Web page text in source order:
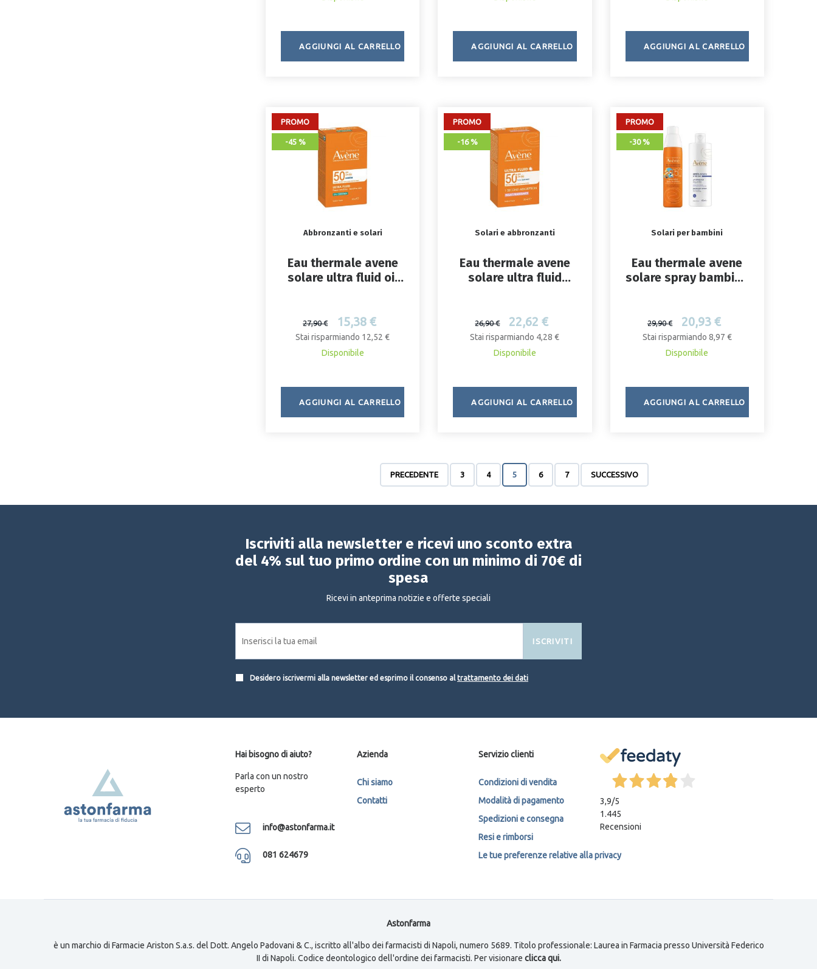
AGGIUNGI AL CARRELLO AGGIUNGI AL CARRELLO AGGIUNGI AL CARRELLO
PROMO
-45 %
Abbronzanti e solari
Eau thermale avene
solare ultra fluid oil
27,90 € 15,38 €
Stai risparmiando 12,52 €
Disponibile
AGGIUNGI AL CARRELLO
PROMO
-16 %
Solari e abbronzanti
Eau thermale avene
solare ultra fluid
26,90 € 22,62 €
Stai risparmiando 4,28 €
Disponibile
AGGIUNGI AL CARRELLO
PROMO
-30 %
Solari per bambini
Eau thermale avene
solare spray bambino
doposole 50 ml
29,90 € 20,93 €
Stai risparmiando 8,97 €
Disponibile
AGGIUNGI AL CARRELLO
PRECEDENTE 3 4 5 6 7 SUCCESSIVO
Iscriviti alla newsletter e ricevi uno sconto extra
del 4% sul tuo primo ordine con un minimo di 70€ di
spesa
Ricevi in anteprima notizie e offerte speciali
ISCRIVITI
Desidero iscrivermi alla newsletter ed esprimo il consenso altrattamento dei dati
Hai bisogno di aiuto?
Parla con un nostro
esperto
info@astonfarma.it
081 624679
Azienda
Chi siamo
Contatti
Servizio clienti
Condizioni di vendita
Modalità di pagamento
Spedizioni e consegna
Resi e rimborsi
Le tue preferenze relative alla privacy
3,9/5
1.445
Recensioni
Astonfarma
è un marchio di Farmacie Ariston S.a.s. del Dott. Angelo Padovani & C., iscritto all'albo dei farmacisti di Napoli, numero 5689. Titolo professionale: Laurea in Farmacia presso Università Federico
II di Napoli. Codice deontologico dell'ordine dei farmacisti. Per visionare clicca qui.